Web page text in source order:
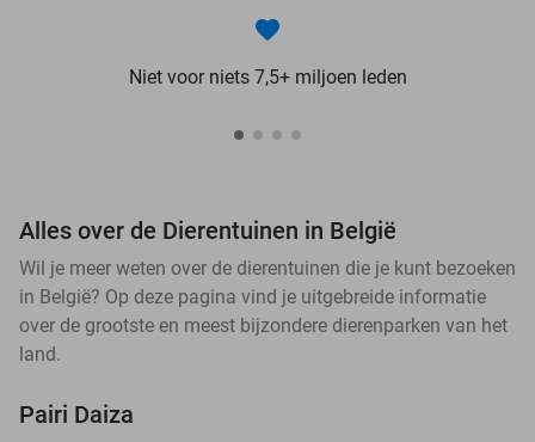
Niet voor niets 7,5+ miljoen leden
Alles over de Dierentuinen in België
Wil je meer weten over de dierentuinen die je kunt bezoeken
in België? Op deze pagina vind je uitgebreide informatie
over de grootste en meest bijzondere dierenparken van het
land.
Pairi Daiza